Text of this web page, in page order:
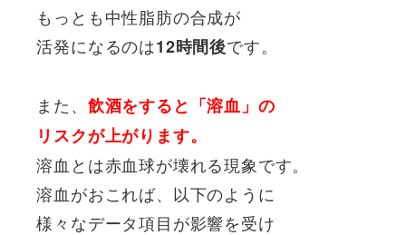
もっとも中性脂肪の合成が
活発になるのは12時間後です。
また、 飲酒をすると「溶血」の
リスクが上がります。
溶血とは赤血球が壊れる現象です。
溶血がおこれば、以下のように
様々なデータ項目が影響を受け